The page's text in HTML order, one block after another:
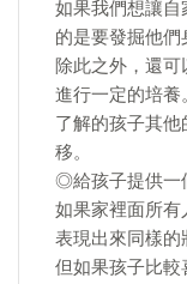
如果我們想讓
的是要發掘他們
除此之外，還可
進行一定的培
了解的孩子其
移。
◎給孩子提供一
如果家裡面所有
表現出來同樣的
但如果孩子比